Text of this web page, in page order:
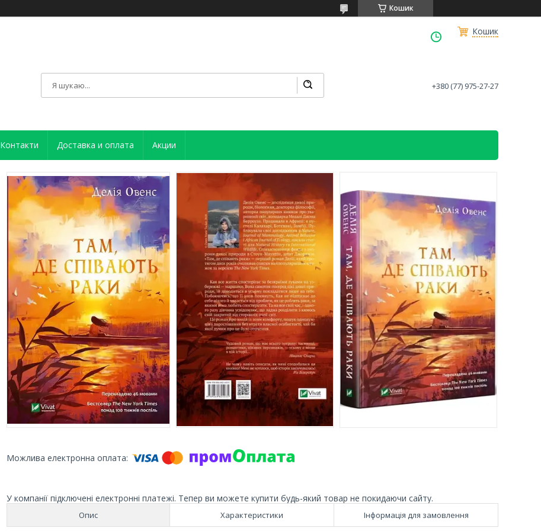
Кошик
Кошик
+380 (77) 975-27-27
Контакти Доставка и оплата Акции
У компанії підключені електронні платежі. Тепер ви можете купити будь-який товар не покидаючи сайту.
Опис Характеристики Інформація для замовлення